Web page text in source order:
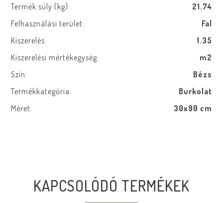
Termék súly (kg):
21.74
Felhasználási terület:
Fal
Kiszerelés:
1.35
Kiszerelési mértékegység:
m2
Szín:
Bézs
Termékkategória:
Burkolat
Méret:
30x90 cm
KAPCSOLÓDÓ TERMÉKEK